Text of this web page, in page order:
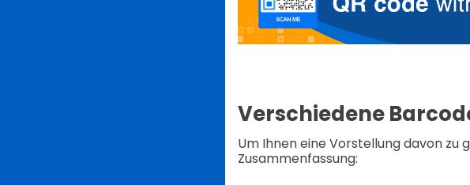
Verschiedene
Um Ihnen eine Vorstellung davon zu
Zusammenfassung: